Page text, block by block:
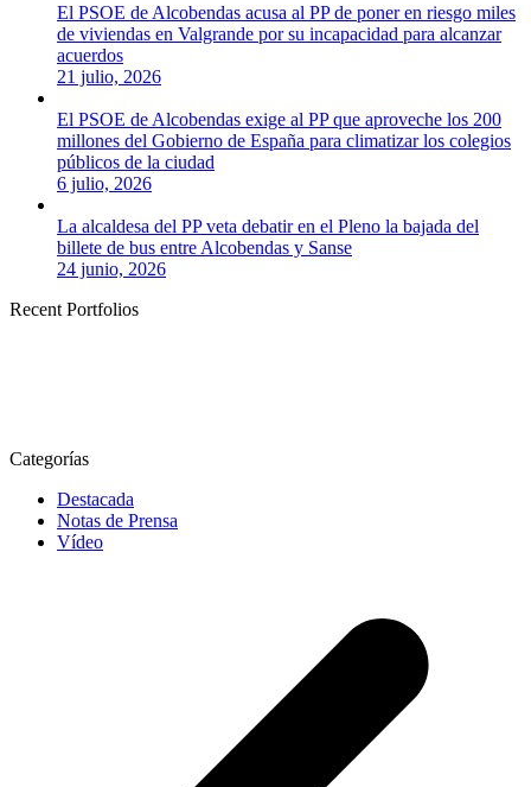
El PSOE de Alcobendas acusa al PP de poner en riesgo miles
de viviendas en Valgrande por su incapacidad para alcanzar
acuerdos
21 julio, 2026
El PSOE de Alcobendas exige al PP que aproveche los 200
millones del Gobierno de España para climatizar los colegios
públicos de la ciudad
6 julio, 2026
La alcaldesa del PP veta debatir en el Pleno la bajada del
billete de bus entre Alcobendas y Sanse
24 junio, 2026
Recent Portfolios
Categorías
Destacada
Notas de Prensa
Vídeo